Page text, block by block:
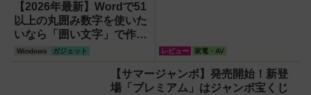
【2026年最新】Wordで51
以上の丸囲み数字を使いた
いなら「囲い文字」で作る
【Windows】
Windows ガジェット レビュー 家電・AV
【サマージャンボ】発売開始！新登
場「プレミアム」はジャンボ宝くじ